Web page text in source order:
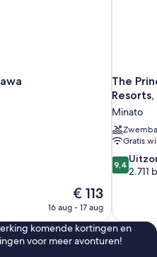
De
prijs
€ 113
€ 113
16 aug - 17 aug
The
Minato
Gratis
9.4
van
9,4
2.711
komende kortingen en
voor meer avonturen!